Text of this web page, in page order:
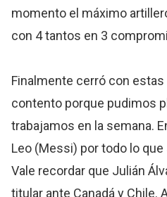
momento el máximo
con 4 tantos en 3
Finalmente cerró con estas
contento porque pudimos
trabajamos en la semana.
Leo (Messi) por todo lo
Vale recordar que Julián
titular ante Canadá y Chile.